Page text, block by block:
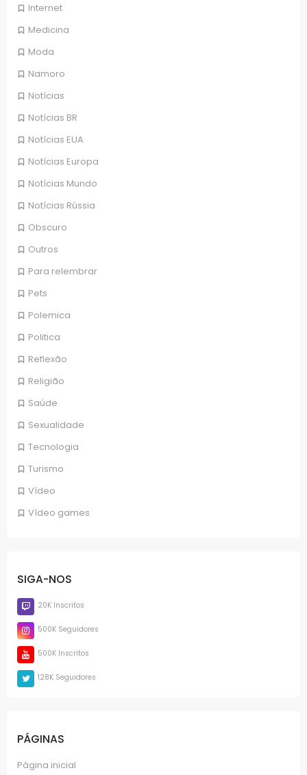
Internet
Medicina
Moda
Namoro
Notícias
Notícias BR
Notícias EUA
Notícias Europa
Notícias Mundo
Notícias Rússia
Obscuro
Outros
Para relembrar
Pets
Polemica
Politica
Reflexão
Religião
Saúde
Sexualidade
Tecnologia
Turismo
Vídeo
Vídeo games
SIGA-NOS
20K Inscritos
500K Seguidores
500K Inscritos
128K Seguidores
PÁGINAS
Página inicial